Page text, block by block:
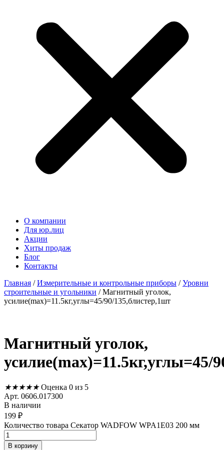
О компании
Для юр.лиц
Акции
Хиты продаж
Блог
Контакты
Главная /Измерительные и контрольные приборы /Уровни
строительные и угольники / Магнитный уголок,
усилие(max)=11.5кг,углы=45/90/135,блистер,1шт
Магнитный уголок,
усилие(max)=11.5кг,углы=45/
★★★★★ Оценка 0 из 5
Арт. 0606.017300
В наличии
199 ₽
Количество товара Секатор WADFOW WPA1E03 200 мм
В корзину